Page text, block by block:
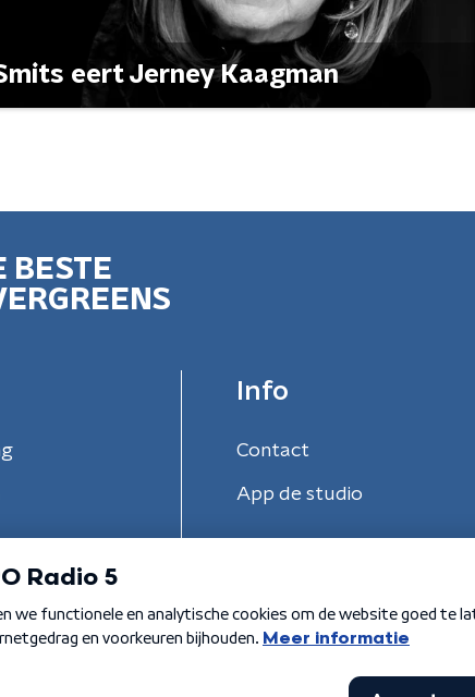
eert Jerney Kaagman
BESTE
Info
Contact
App de studio
Privacybeleid